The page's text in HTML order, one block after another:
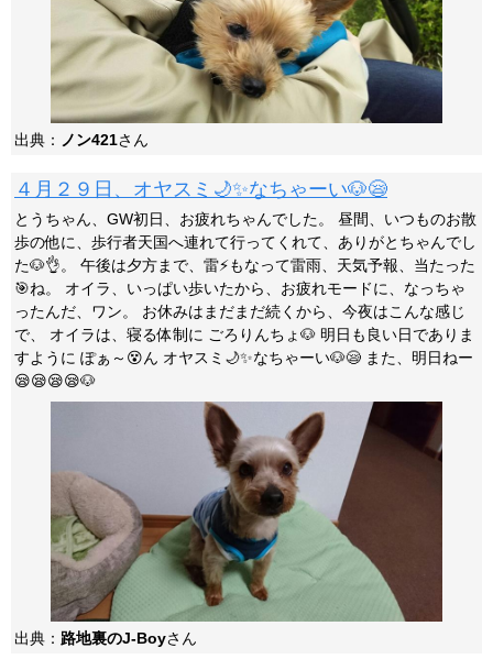
出典： ノン421さん
４月２９日、オヤスミ🌙✨なちゃーい🐶😪
とうちゃん、GW初日、お疲れちゃんでした。 昼間、いつものお散
歩の他に、歩行者天国へ連れて行ってくれて、ありがとちゃんでし
た🐶👌。 午後は夕方まで、雷⚡もなって雷雨、天気予報、当たった
🎯ね。 オイラ、いっぱい歩いたから、お疲れモードに、なっちゃ
ったんだ、ワン。 お休みはまだまだ続くから、今夜はこんな感じ
で、 オイラは、寝る体制に ごろりんちょ🐶 明日も良い日でありま
すように ぽぁ～😵ん オヤスミ🌙✨なちゃーい🐶😪 また、明日ねー
😪😪😪😪🐶
出典： 路地裏のJ-Boyさん